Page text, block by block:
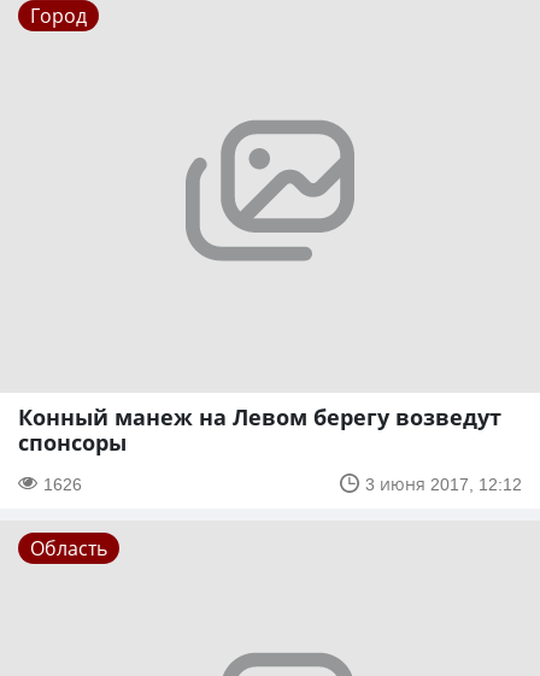
Город
Конный манеж на Левом берегу возведут
спонсоры
1626 3 июня 2017, 12:12
Область